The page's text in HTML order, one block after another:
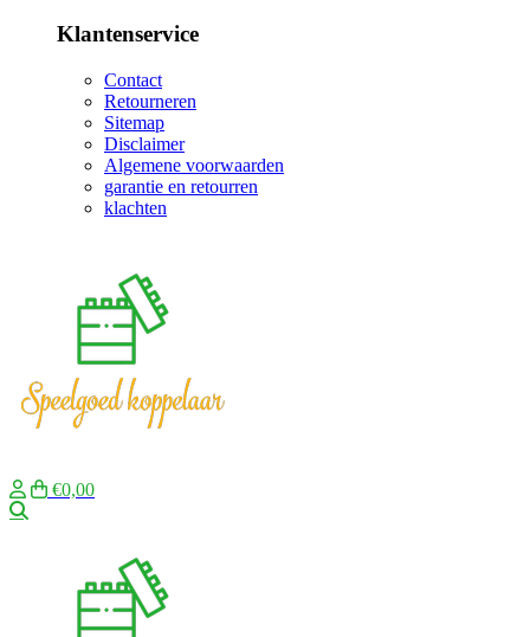
Klantenservice
Contact
Retourneren
Sitemap
Disclaimer
Algemene voorwaarden
garantie en retourren
klachten
€0,00